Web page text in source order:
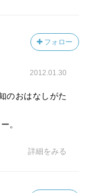
フォロー
2012.01.30
のおはなしがた
。
詳細をみる